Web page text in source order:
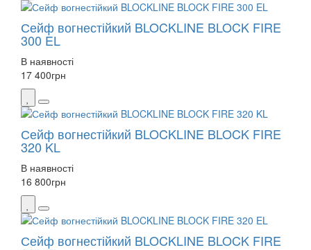
Сейф вогнестійкий BLOCKLINE BLOCK FIRE
300 EL
В наявності
17 400грн
Сейф вогнестійкий BLOCKLINE BLOCK FIRE
320 KL
В наявності
16 800грн
Сейф вогнестійкий BLOCKLINE BLOCK FIRE